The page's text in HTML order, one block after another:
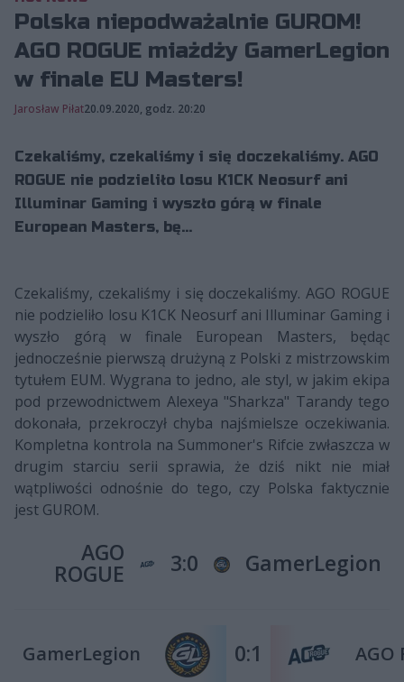
Polska niepodważalnie GUROM!
AGO ROGUE miażdży GamerLegion
w finale EU Masters!
Jarosław Piłat20.09.2020, godz. 20:20
Czekaliśmy, czekaliśmy i się doczekaliśmy. AGO
ROGUE nie podzieliło losu K1CK Neosurf ani
Illuminar Gaming i wyszło górą w finale
European Masters, bę...
Czekaliśmy, czekaliśmy i się doczekaliśmy. AGO ROGUE
nie podzieliło losu K1CK Neosurf ani Illuminar Gaming i
wyszło górą w finale European Masters, będąc
jednocześnie pierwszą drużyną z Polski z mistrzowskim
tytułem EUM. Wygrana to jedno, ale styl, w jakim ekipa
pod przewodnictwem Alexeya "Sharkza" Tarandy tego
dokonała, przekroczył chyba najśmielsze oczekiwania.
Kompletna kontrola na Summoner's Rifcie zwłaszcza w
drugim starciu serii sprawia, że dziś nikt nie miał
wątpliwości odnośnie do tego, czy Polska faktycznie
jest GUROM.
AGO
ROGUE 3:0 GamerLegion
GamerLegion 0:1 AGO